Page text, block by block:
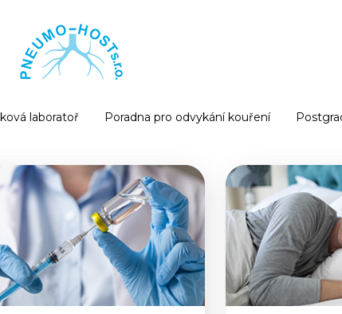
laboratoř Poradna pro odvykání kouření